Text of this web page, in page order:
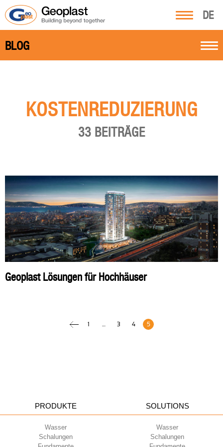
DE
BLOG
KOSTENREDUZIERUNG
33 BEITRÄGE
Geoplast Lösungen für Hochhäuser
1 3 4 5
PRODUKTE
Wasser
Schalungen
SOLUTIONS
Wasser
Schalungen